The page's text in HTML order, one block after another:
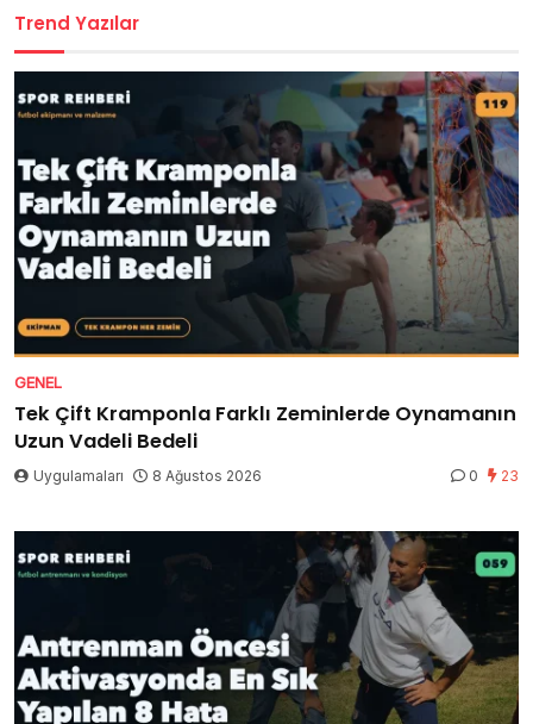
Trend Yazılar
GENEL
Tek Çift Kramponla Farklı Zeminlerde Oynamanın
Uzun Vadeli Bedeli
Uygulamaları 8 Ağustos 2026 0 23